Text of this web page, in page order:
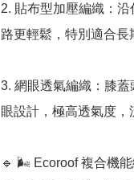
2. 貼布型加壓編織：
路更輕鬆，特別適合長
3. 網眼透氣編織：膝
眼設計，極高透氣度，
🔹 🌬️ Ecoroof 複合機